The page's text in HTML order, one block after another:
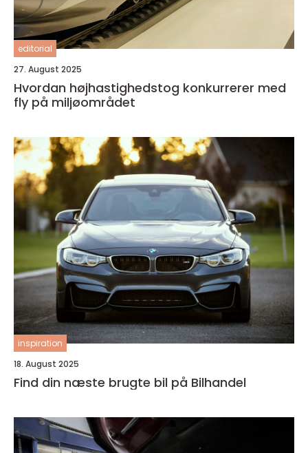
editorial
27. August 2025
Hvordan højhastighedstog konkurrerer med
fly på miljøområdet
inspiration
18. August 2025
Find din næste brugte bil på Bilhandel